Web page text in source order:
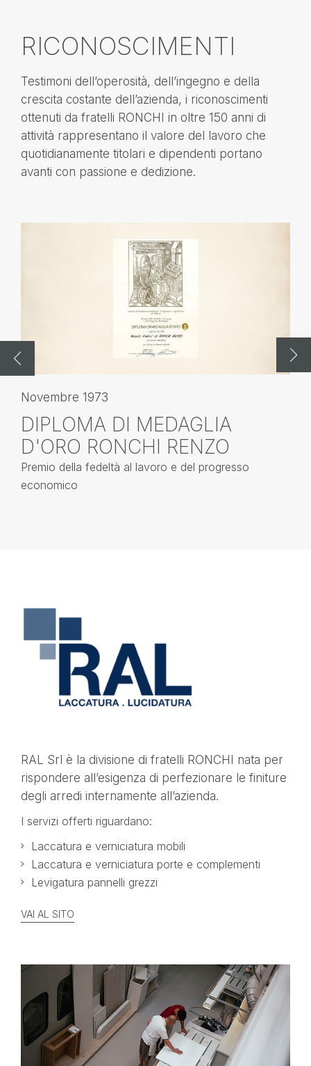
RICONOSCIMENTI
Testimoni dell’operosità, dell’ingegno e della
crescita costante dell’azienda, i riconoscimenti
ottenuti da fratelli RONCHI in oltre 150 anni di
attività rappresentano il valore del lavoro che
quotidianamente titolari e dipendenti portano
avanti con passione e dedizione.
Novembre 1973
DIPLOMA DI MEDAGLIA
D'ORO RONCHI RENZO
Premio della fedeltà al lavoro e del progresso
economico
RAL Srl è la divisione di fratelli RONCHI nata per
rispondere all’esigenza di perfezionare le finiture
degli arredi internamente all’azienda.
I servizi offerti riguardano:
Laccatura e verniciatura mobili
Laccatura e verniciatura porte e complementi
Levigatura pannelli grezzi
VAI AL SITO